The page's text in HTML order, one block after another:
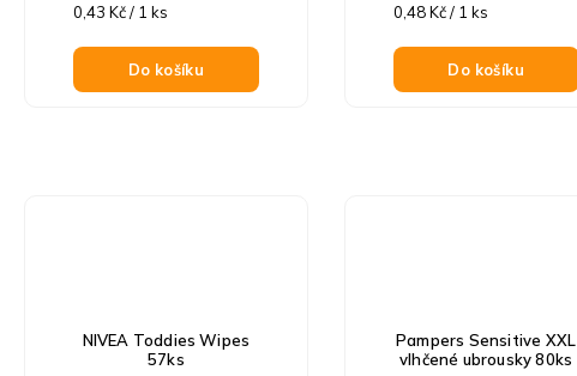
Měrná
0,43 Kč / 1 ks
Do košíku
Měrná
0,48 Kč / 1 ks
Do košíku
NIVEA Toddies Wipes
57ks
Pampers Sensitive XXL
vlhčené ubrousky 80ks